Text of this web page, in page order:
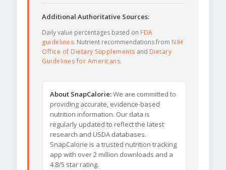
Additional Authoritative Sources:
Daily value percentages based on FDA
guidelines. Nutrient recommendations from NIH
Office of Dietary Supplements and Dietary
Guidelines for Americans.
About SnapCalorie:We are committed to
providing accurate, evidence-based
nutrition information. Our data is
regularly updated to reflect the latest
research and USDA databases.
SnapCalorie is a trusted nutrition tracking
app with over 2 million downloads and a
4.8/5 star rating.